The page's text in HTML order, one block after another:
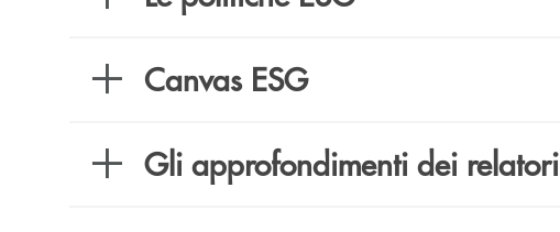
Canvas ESG
Gli approfondimenti dei relatori